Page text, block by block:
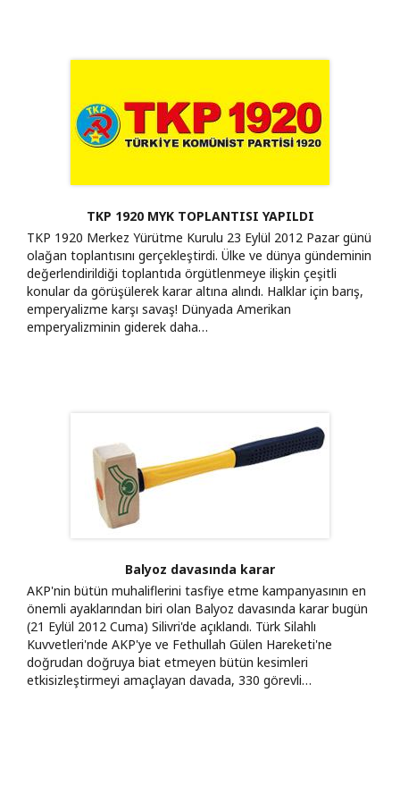
TKP 1920 MYK TOPLANTISI YAPILDI
TKP 1920 Merkez Yürütme Kurulu 23 Eylül 2012 Pazar günü
olağan toplantısını gerçekleştirdi. Ülke ve dünya gündeminin
değerlendirildiği toplantıda örgütlenmeye ilişkin çeşitli
konular da görüşülerek karar altına alındı. Halklar için barış,
emperyalizme karşı savaş! Dünyada Amerikan
emperyalizminin giderek daha…
Balyoz davasında karar
AKP'nin bütün muhaliflerini tasfiye etme kampanyasının en
önemli ayaklarından biri olan Balyoz davasında karar bugün
(21 Eylül 2012 Cuma) Silivri'de açıklandı. Türk Silahlı
Kuvvetleri'nde AKP'ye ve Fethullah Gülen Hareketi'ne
doğrudan doğruya biat etmeyen bütün kesimleri
etkisizleştirmeyi amaçlayan davada, 330 görevli…